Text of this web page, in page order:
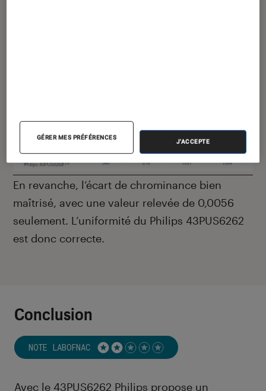
En revanche, l’écart de chrominance bien
maîtrisé, avec une valeur relevée de 0,0056
seulement. L’uniformité du Philips 43PUS6262
est donc correcte.
Conclusion
NOTE LABOFNAC Noté 2 étoiles sur 5
Avec le 43PUS6262 Philips propose un
GÉRER MES PRÉFÉRENCES
J'ACCEPTE